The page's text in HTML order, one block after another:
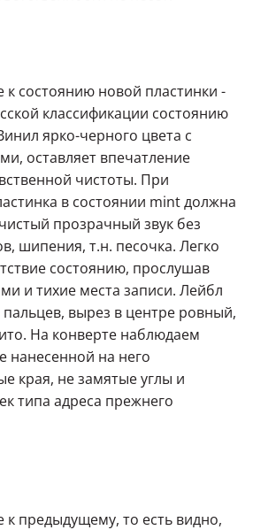
к состоянию новой пластинки -
классификации состоянию
ярко-черного цвета с
оставляет впечатление
чистоты. При
в состоянии mint должна
прозрачный звук без
шипения, т.н. песочка. Легко
состоянию, прослушав
и тихие места записи. Лейбл
вырез в центре ровный,
На конверте наблюдаем
нанесенной на него
края, не замятые углы и
типа адреса прежнего
к предыдущему, то есть видно,